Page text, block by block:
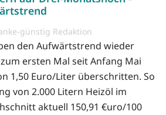
günstig Redaktion
den Aufwärtstrend wieder
ersten Mal seit Anfang Mai
1,50 Euro/Liter überschritten. So
von 2.000 Litern Heizöl im
aktuell 150,91 €uro/100